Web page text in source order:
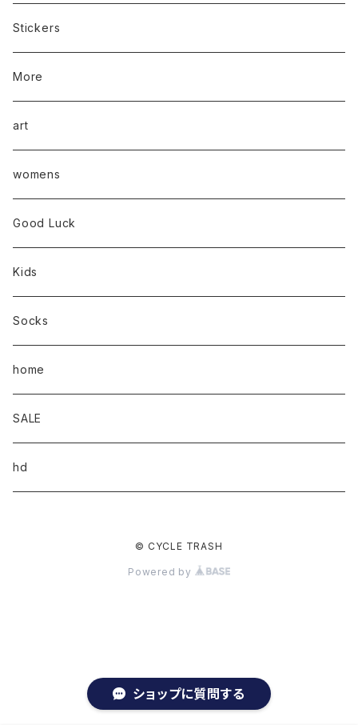
ショップに質問する
Stickers
More
art
womens
Good Luck
Kids
Socks
home
SALE
hd
© CYCLE TRASH
Powered by